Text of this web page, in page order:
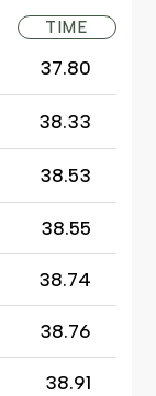
TIME
37.80
38.33
38.53
38.55
38.74
38.76
38.91